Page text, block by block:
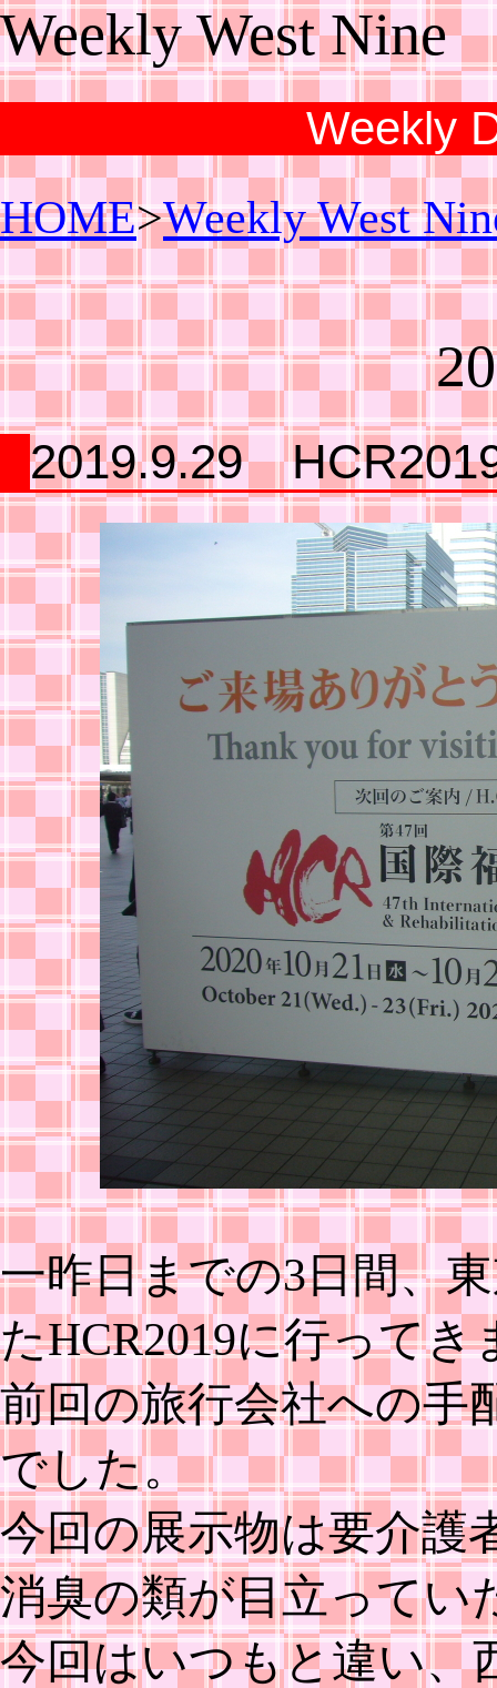
Weekly West Nine
Weekly
HOME>Weekly West
2019.9.29
一昨日までの3日間、
たHCR2019に行ってき
前回の旅行会社への手
でした。
今回の展示物は要介護
消臭の類が目立ってい
今回はいつもと違い、